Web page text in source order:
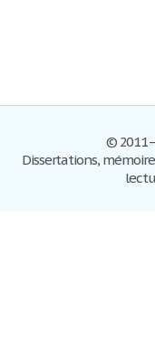
©
Dissertations,